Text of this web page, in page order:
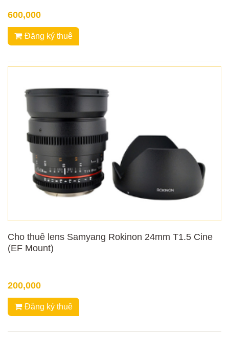
600,000
Đăng ký thuê
Cho thuê lens Samyang Rokinon 24mm T1.5 Cine
(EF Mount)
200,000
Đăng ký thuê